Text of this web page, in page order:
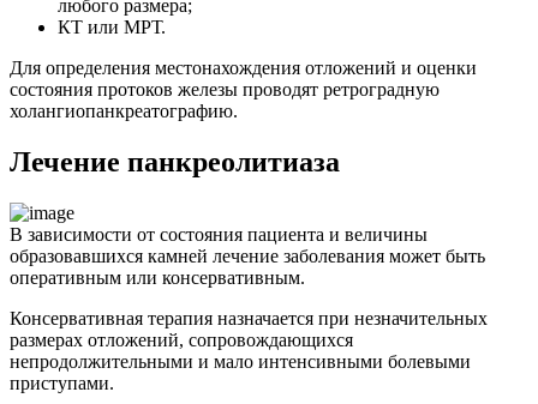
любого размера;
КТ или МРТ.
Для определения местонахождения отложений и оценки
состояния протоков железы проводят ретроградную
холангиопанкреатографию.
Лечение панкреолитиаза
В зависимости от состояния пациента и величины
образовавшихся камней лечение заболевания может быть
оперативным или консервативным.
Консервативная терапия назначается при незначительных
размерах отложений, сопровождающихся
непродолжительными и мало интенсивными болевыми
приступами.